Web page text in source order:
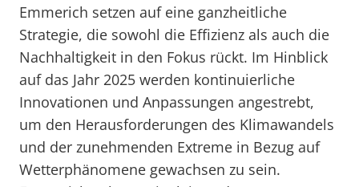
Emmerich setzen auf eine ganzheitliche
Strategie, die sowohl die Effizienz als auch die
Nachhaltigkeit in den Fokus rückt. Im Hinblick
auf das Jahr 2025 werden kontinuierliche
Innovationen und Anpassungen angestrebt,
um den Herausforderungen des Klimawandels
und der zunehmenden Extreme in Bezug auf
Wetterphänomene gewachsen zu sein.